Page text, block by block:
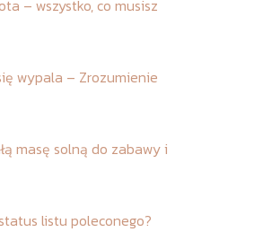
– wszystko, co musisz
wypala – Zrozumienie
masę solną do zabawy i
listu poleconego?